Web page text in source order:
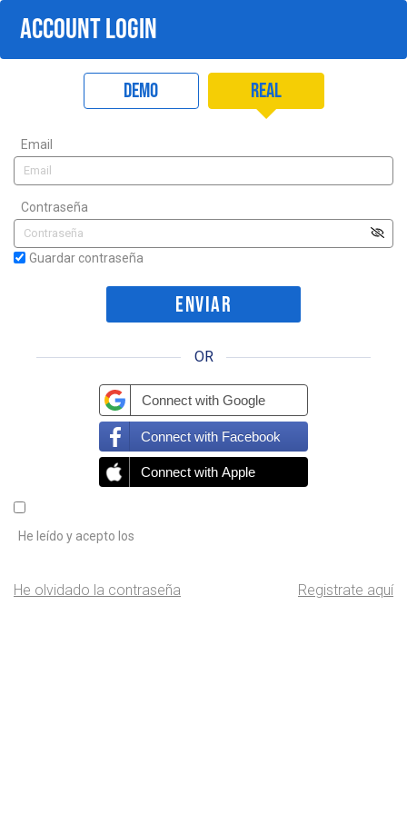
ACCOUNT LOGIN
Demo Real
Email
Contraseña
Guardar contraseña
OR
Connect with Google
Connect with Facebook
Connect with Apple
He leído y acepto los
He olvidado la contraseña Registrate aquí